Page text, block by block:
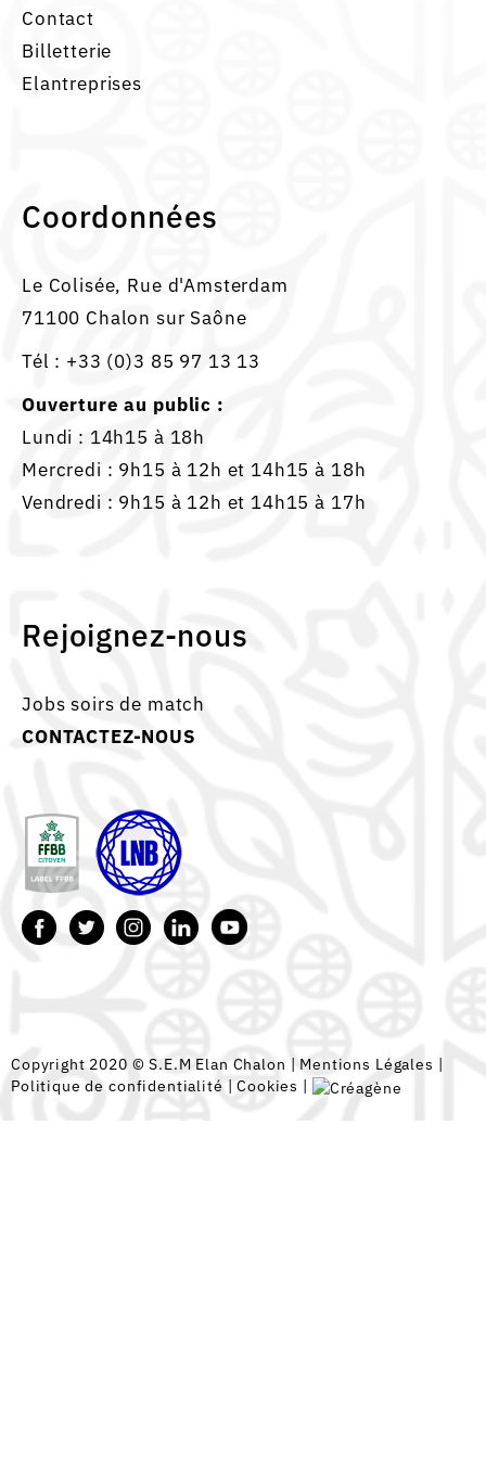
Contact
Billetterie
Elantreprises
Coordonnées
Le Colisée, Rue d'Amsterdam
71100 Chalon sur Saône
Tél : +33 (0)3 85 97 13 13
Ouverture au public :
Lundi : 14h15 à 18h
Mercredi : 9h15 à 12h et 14h15 à 18h
Vendredi : 9h15 à 12h et 14h15 à 17h
Rejoignez-nous
Jobs soirs de match
CONTACTEZ-NOUS
Copyright 2020 © S.E.M Elan Chalon | Mentions Légales |
Politique de confidentialité |Cookies |